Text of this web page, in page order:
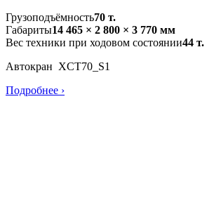
Грузоподъёмность70 т.
Габариты14 465 × 2 800 × 3 770 мм
Вес техники при ходовом состоянии44 т.
Автокран XCT70_S1
Подробнее ›